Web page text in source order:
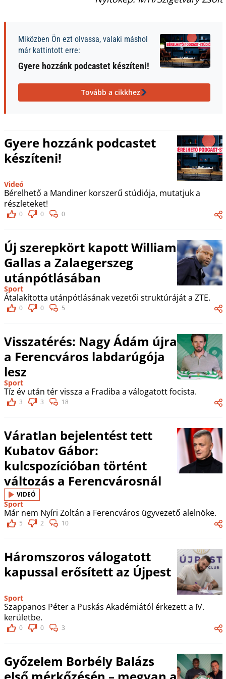
Miközben Ön ezt olvassa, valaki máshol
már kattintott erre:
Gyere hozzánk podcastet készíteni!
Tovább a cikkhez
Gyere hozzánk podcastet
készíteni!
Videó
Bérelhető a Mandiner korszerű stúdiója, mutatjuk a
részleteket!
0 0 0
Új szerepkört kapott William
Gallas a Zalaegerszeg
utánpótlásában
Sport
Átalakította utánpótlásának vezetői struktúráját a ZTE.
0 0 5
Visszatérés: Nagy Ádám újra
a Ferencváros labdarúgója
lesz
Sport
Tíz év után tér vissza a Fradiba a válogatott focista.
3 3 18
Váratlan bejelentést tett
Kubatov Gábor:
kulcspozícióban történt
változás a Ferencvárosnál
VIDEÓ
Sport
Már nem Nyíri Zoltán a Ferencváros ügyvezető alelnöke.
5 2 10
Háromszoros válogatott
kapussal erősített az Újpest
Sport
Szappanos Péter a Puskás Akadémiától érkezett a IV.
kerületbe.
0 0 3
Győzelem Borbély Balázs